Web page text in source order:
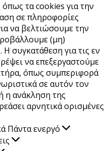
τα cookies για την
σε πληροφορίες
να βελτιώσουμε την
(μη)
Η συγκατάθεση για τις εν
να επεξεργαστούμε
όπως συμπεριφορά
σε αυτόν τον
η ανάκληση της
αρνητικά ορισμένες
Πάντα ενεργό